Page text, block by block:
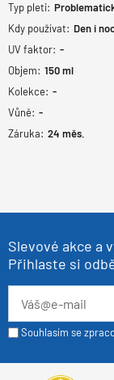
Typ pleti:
Kdy používat: Den i
UV faktor: -
Objem: 150ml
Kolekce: -
Vůně: -
Záruka: 24 měs.
Slevové akce a
Přihlaste si
Souhlasím se